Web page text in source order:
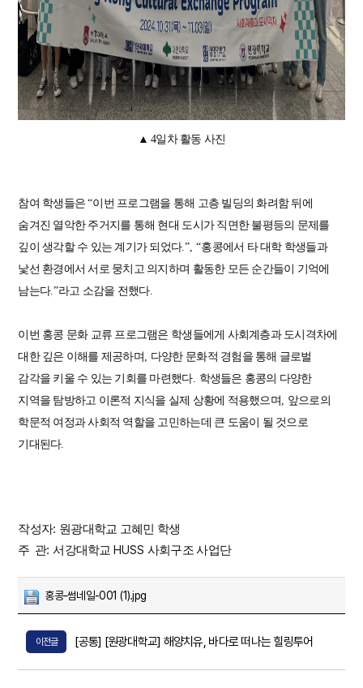
▲ 4일차 활동 사진
참여 학생들은“이번 프로그램을 통해 고층 빌딩의 화려함 뒤에
숨겨진 열악한 주거지를 통해 현대 도시가 직면한 불평등의 문제를
깊이 생각할 수 있는 계기가 되었다.”, “홍콩에서 타 대학 학생들과
낯선 환경에서 서로 뭉치고 의지하며 활동한 모든 순간들이 기억에
남는다.”라고 소감을 전했다.
이번 홍콩 문화 교류 프로그램은 학생들에게 사회계층과 도시격차에
대한 깊은 이해를 제공하며 , 다양한 문화적 경험을 통해 글로벌
감각을 키울 수 있는 기회를 마련했다. 학생들은 홍콩의 다양한
지역을 탐방하고 이론적 지식을 실제 상황에 적용했으며 , 앞으로의
학문적 여정과 사회적 역할을 고민하는데 큰 도움이 될 것으로
기대된다.
작성자: 원광대학교 고혜민 학생
주 관:서강대학교 HUSS 사회구조 사업단
홍콩-썸네일-001 (1).jpg
이전글 [공통] [원광대학교] 해양치유, 바다로 떠나는 힐링투어